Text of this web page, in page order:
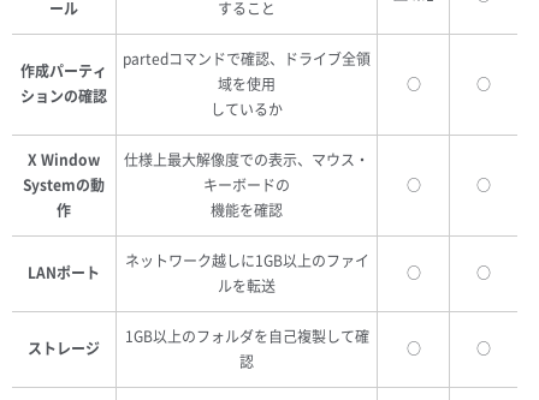
ール すること
作成パーティ
ションの確認
partedコマンドで確認、ドライブ全領
域を使用
しているか
○ ○
X Window
Systemの動
作
仕様上最大解像度での表示、マウス・
キーボードの
機能を確認
○ ○
LANポート
ネットワーク越しに1GB以上のファイ
ルを転送
○ ○
ストレージ
1GB以上のフォルダを自己複製して確
認
○ ○